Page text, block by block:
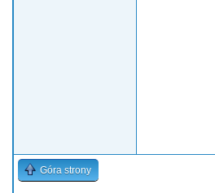
Góra strony